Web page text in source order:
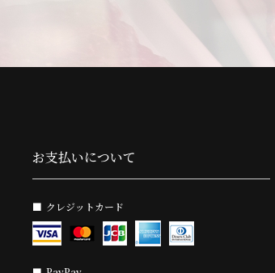
お支払いについて
クレジットカード